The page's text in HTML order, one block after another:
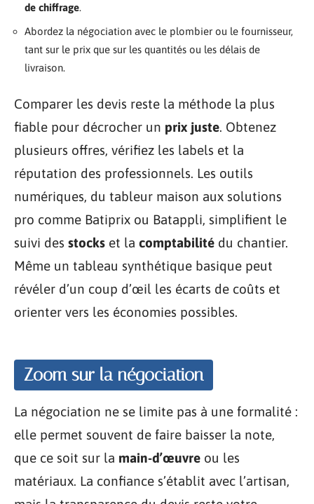
de chiffrage.
Abordez la négociation avec le plombier ou le fournisseur,
tant sur le prix que sur les quantités ou les délais de
livraison.
Comparer les devis reste la méthode la plus
fiable pour décrocher un prix juste. Obtenez
plusieurs offres, vérifiez les labels et la
réputation des professionnels. Les outils
numériques, du tableur maison aux solutions
pro comme Batiprix ou Batappli, simplifient le
suivi des stocks et la comptabilité du chantier.
Même un tableau synthétique basique peut
révéler d’un coup d’œil les écarts de coûts et
orienter vers les économies possibles.
Zoom sur la négociation
La négociation ne se limite pas à une formalité :
elle permet souvent de faire baisser la note,
que ce soit sur la main-d’œuvre ou les
matériaux. La confiance s’établit avec l’artisan,